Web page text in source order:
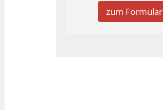
zum Formular